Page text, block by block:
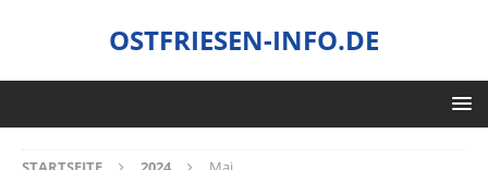
OSTFRIESEN-INFO.DE